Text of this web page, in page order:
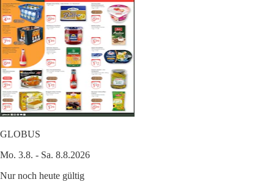
GLOBUS
Mo. 3.8. - Sa. 8.8.2026
Nur noch heute gültig